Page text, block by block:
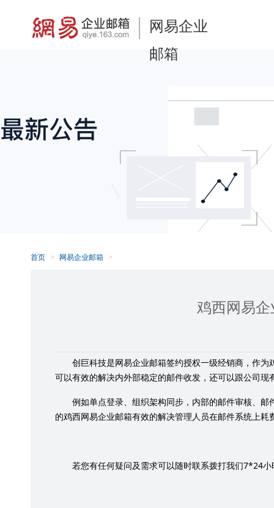
网易企业
邮箱
首页 网易企业邮箱
鸡西网易
创巨科技是网易企业邮箱签约授权一级经销商，作
可以有效的解决内外部稳定的邮件收发，还可以跟公司现
例如单点登录、组织架构同步，内部的邮件审核、
的鸡西网易企业邮箱有效的解决管理人员在邮件系统上
若您有任何疑问及需求可以随时联系拨打我们7*24小